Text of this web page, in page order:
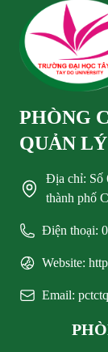
PHÒNG
QUẢN
Địa chỉ: Số
thành phố
Điện thoại:
Website:
Email: